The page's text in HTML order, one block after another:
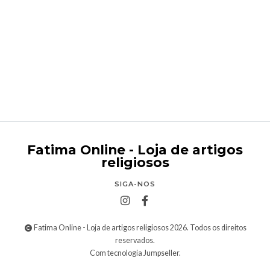
Fatima Online - Loja de artigos
religiosos
SIGA-NOS
Fatima Online - Loja de artigos religiosos 2026. Todos os direitos
reservados.
Com tecnologia Jumpseller.